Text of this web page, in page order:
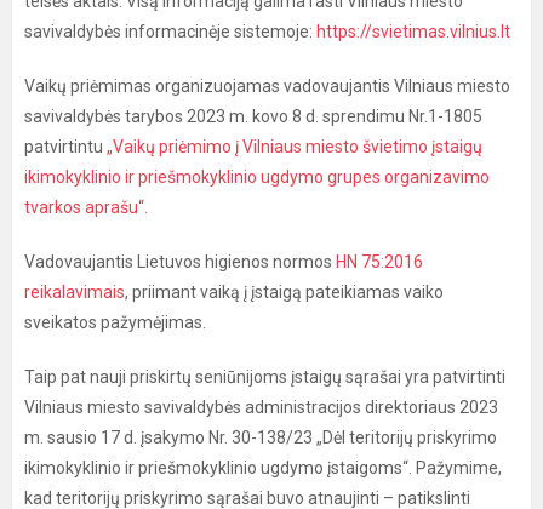
savivaldybės informacinėje sistemoje: https://svietimas.vilnius.lt
Vaikų priėmimas organizuojamas vadovaujantis Vilniaus miesto
savivaldybės tarybos 2023 m. kovo 8 d. sprendimu Nr.1-1805
patvirtintu „Vaikų priėmimo į Vilniaus miesto švietimo įstaigų
ikimokyklinio ir priešmokyklinio ugdymo grupes organizavimo
tvarkos aprašu“.
Vadovaujantis Lietuvos higienos normos HN 75:2016
reikalavimais, priimant vaiką į įstaigą pateikiamas vaiko
sveikatos pažymėjimas.
Taip pat nauji priskirtų seniūnijoms įstaigų sąrašai yra patvirtinti
Vilniaus miesto savivaldybės administracijos direktoriaus 2023
m. sausio 17 d. įsakymo Nr. 30-138/23 „Dėl teritorijų priskyrimo
ikimokyklinio ir priešmokyklinio ugdymo įstaigoms“. Pažymime,
kad teritorijų priskyrimo sąrašai buvo atnaujinti – patikslinti